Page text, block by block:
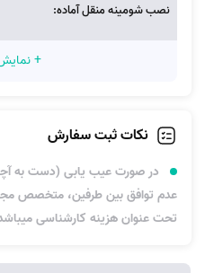
نصب شومینه منقل آماده:
+
نکات ثبت سفارش
در صورت عیب یابی (دست به
تحت عنوان هزینه کارشناسی